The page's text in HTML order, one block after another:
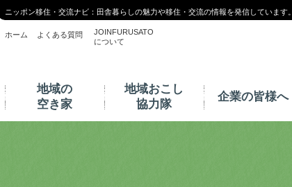
ニッポン移住・交流ナビ：田舎暮らしの魅力や移住・交流の情報を発信しています。
ホーム よくある質問
JOINFURUSATO
について
地域の
空き家
地域おこし
協力隊
企業の皆様へ